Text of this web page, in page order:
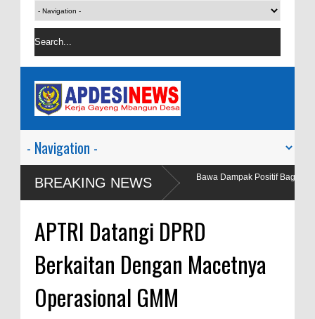
BREAKING NEWS
Ceria Run Diharapkan Bawa Dampak Positif Bagi Olah Raga dan
Blora
APTRI Datangi DPRD
Berkaitan Dengan Macetnya
Operasional GMM